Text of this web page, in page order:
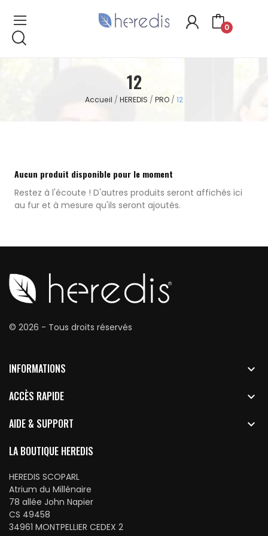
0
12
Accueil HEREDIS PRO 12
Aucun produit disponible pour le moment
Restez à l'écoute ! D'autres produits seront affichés ici
au fur et à mesure qu'ils seront ajoutés.
© 2026 - Tous droits réservés
INFORMATIONS

ACCÈS RAPIDE

AIDE & SUPPORT

LA BOUTIQUE HEREDIS
HEREDIS SCOPARL
Atrium du Millénaire
78 allée John Napier
CS 49458
34961 MONTPELLIER CEDEX 2